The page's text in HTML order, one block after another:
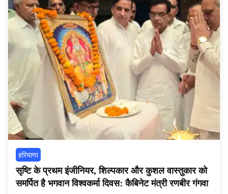
हरियाणा
सृष्टि के प्रथम इंजीनियर, शिल्पकार और कुशल वास्तुकार को
समर्पित है भगवान विश्वकर्मा दिवस: कैबिनेट मंत्री रणबीर गंगवा